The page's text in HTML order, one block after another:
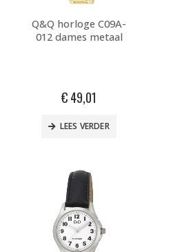
Q&Q horloge C09A-
012 dames metaal
€49,01
LEES VERDER